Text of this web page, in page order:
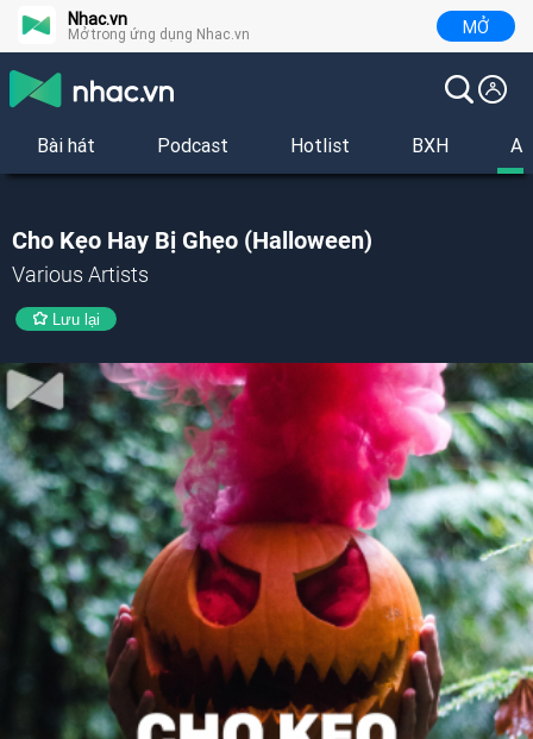
Nhac.vn
Mở trong ứng dụng Nhac.vn MỞ
Bài hát Podcast Hotlist BXH
Cho Kẹo Hay Bị Ghẹo (Halloween)
Various Artists
Lưu lại